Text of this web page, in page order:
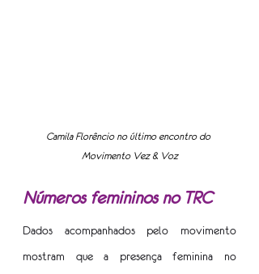
Camila Florêncio no último encontro do
Movimento Vez & Voz
Números femininos no TRC
Dados acompanhados pelo movimento
mostram que a presença feminina no